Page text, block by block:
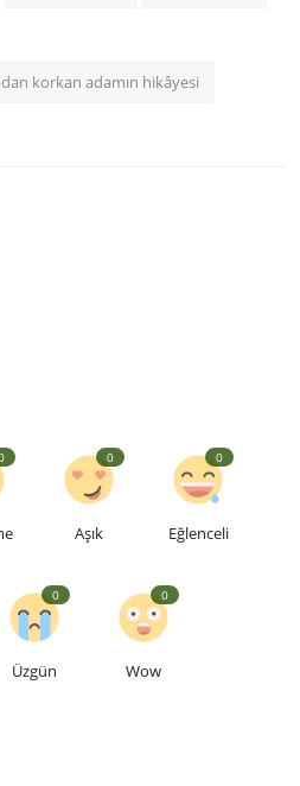
korkan adamın hikâyesi
Aşık
0
Eğlenceli
0
Üzgün
0
Wow
0